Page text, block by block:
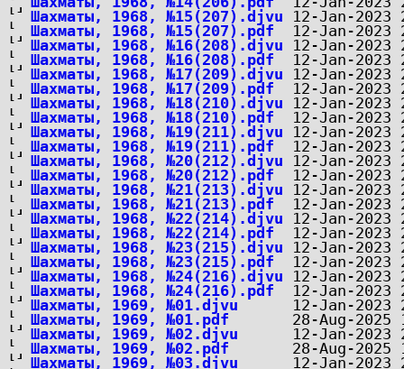
Шахматы, 1968, №15(207).djvu
Шахматы, 1968, №15(207).pdf
Шахматы, 1968, №16(208).djvu
Шахматы, 1968, №16(208).pdf
Шахматы, 1968, №17(209).djvu
Шахматы, 1968, №17(209).pdf
Шахматы, 1968, №18(210).djvu
Шахматы, 1968, №18(210).pdf
Шахматы, 1968, №19(211).djvu
Шахматы, 1968, №19(211).pdf
Шахматы, 1968, №20(212).djvu
Шахматы, 1968, №20(212).pdf
Шахматы, 1968, №21(213).djvu
Шахматы, 1968, №21(213).pdf
Шахматы, 1968, №22(214).djvu
Шахматы, 1968, №22(214).pdf
Шахматы, 1968, №23(215).djvu
Шахматы, 1968, №23(215).pdf
Шахматы, 1968, №24(216).djvu
Шахматы, 1968, №24(216).pdf
Шахматы, 1969, №01.djvu
Шахматы, 1969, №01.pdf
Шахматы, 1969, №02.djvu
Шахматы, 1969, №02.pdf
Шахматы, 1969, №03.djvu